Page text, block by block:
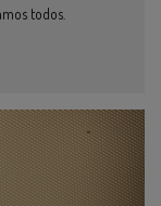
todos.